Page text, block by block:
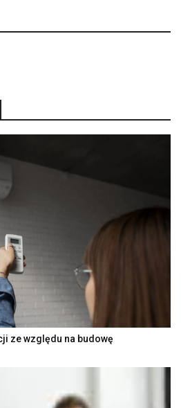
ze względu na budowę